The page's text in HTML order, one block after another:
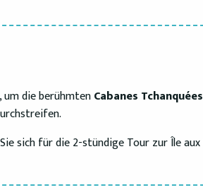
, um die berühmtenCabanes Tchanquées
sich für die 2-stündige Tour zur Île aux